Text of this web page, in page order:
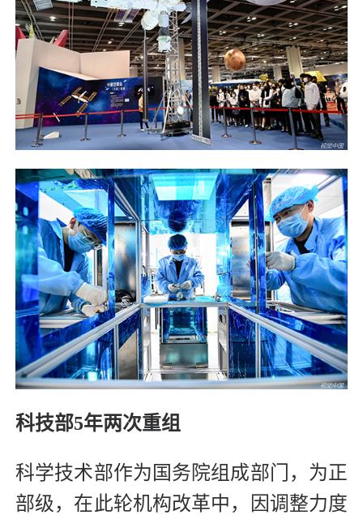
科技部5年两次重组
科学技术部作为国务院组成部门，为正
部级，在此轮机构改革中，因调整力度